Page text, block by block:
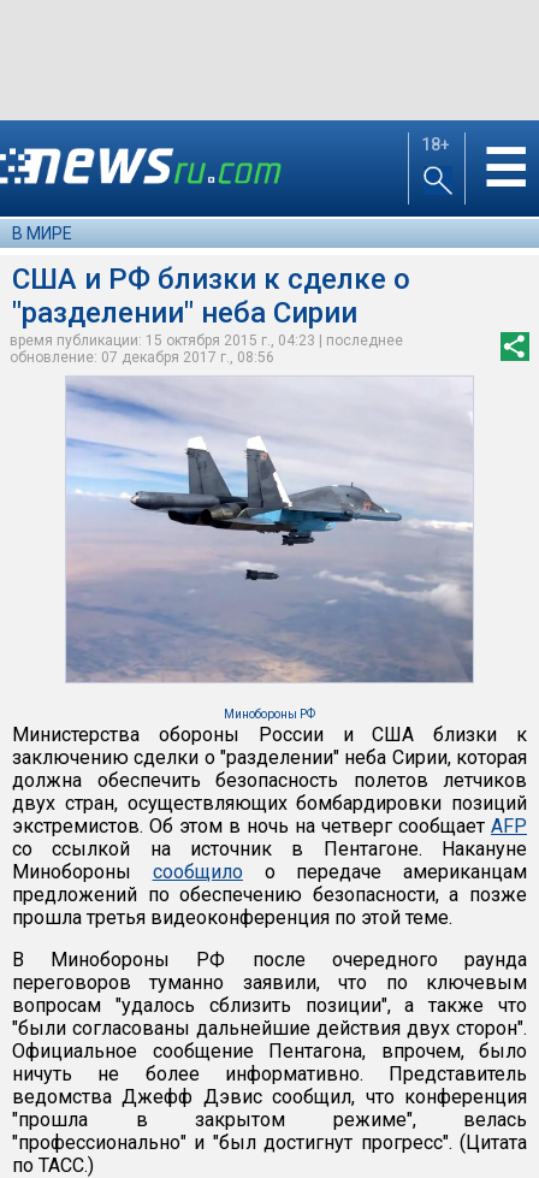
18+ ☰
В МИРЕ
США и РФ близки к сделке о
"разделении" неба Сирии
время публикации: 15 октября 2015 г., 04:23 | последнее
обновление: 07 декабря 2017 г., 08:56
Минобороны РФ
Министерства обороны России и США близки к
заключению сделки о "разделении" неба Сирии, которая
должна обеспечить безопасность полетов летчиков
двух стран, осуществляющих бомбардировки позиций
экстремистов. Об этом в ночь на четверг сообщает AFP
со ссылкой на источник в Пентагоне. Накануне
Минобороны сообщилоо передаче американцам
предложений по обеспечению безопасности, а позже
прошла третья видеоконференция по этой теме.
В Минобороны РФ после очередного раунда
переговоров туманно заявили, что по ключевым
вопросам "удалось сблизить позиции", а также что
"были согласованы дальнейшие действия двух сторон".
Официальное сообщение Пентагона, впрочем, было
ничуть не более информативно. Представитель
ведомства Джефф Дэвис сообщил, что конференция
"прошла в закрытом режиме", велась
"профессионально" и "был достигнут прогресс". (Цитата
по ТАСС.)